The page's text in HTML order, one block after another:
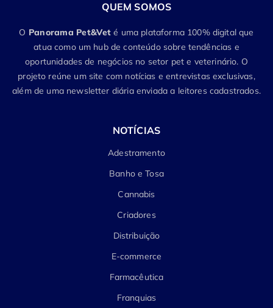
QUEM SOMOS
O Panorama Pet&Vet é uma plataforma 100% digital que
atua como um hub de conteúdo sobre tendências e
oportunidades de negócios no setor pet e veterinário. O
projeto reúne um site com notícias e entrevistas exclusivas,
além de uma newsletter diária enviada a leitores cadastrados.
NOTÍCIAS
Adestramento
Banho e Tosa
Cannabis
Criadores
Distribuição
E-commerce
Farmacêutica
Franquias